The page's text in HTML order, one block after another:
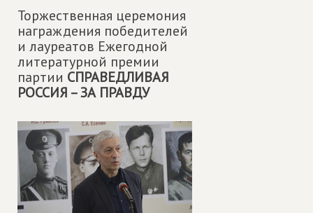
Торжественная церемония
награждения победителей
и лауреатов Ежегодной
литературной премии
партии СПРАВЕДЛИВАЯ
РОССИЯ – ЗА ПРАВДУ